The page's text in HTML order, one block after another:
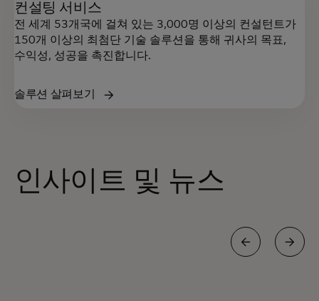
컨설팅 서비스
전 세계 53개국에 걸쳐 있는 3,000명 이상의 컨설턴트가
150개 이상의 최첨단 기술 솔루션을 통해 귀사의 목표,
수익성, 성공을 촉진합니다.
솔루션 살펴보기
인사이트 및 뉴스